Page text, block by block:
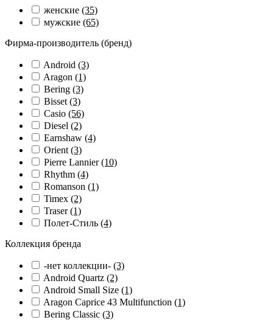
женские (35)
мужские (65)
Фирма-производитель (бренд)
Android (3)
Aragon (1)
Bering (3)
Bisset (3)
Casio (56)
Diesel (2)
Earnshaw (4)
Orient (3)
Pierre Lannier(10)
Rhythm (4)
Romanson (1)
Timex (2)
Traser(1)
Полет-Стиль (4)
Коллекция бренда
-нет коллекции- (3)
Android Quartz (2)
Android Small Size (1)
Aragon Caprice 43 Multifunction (1)
Bering Classic (3)